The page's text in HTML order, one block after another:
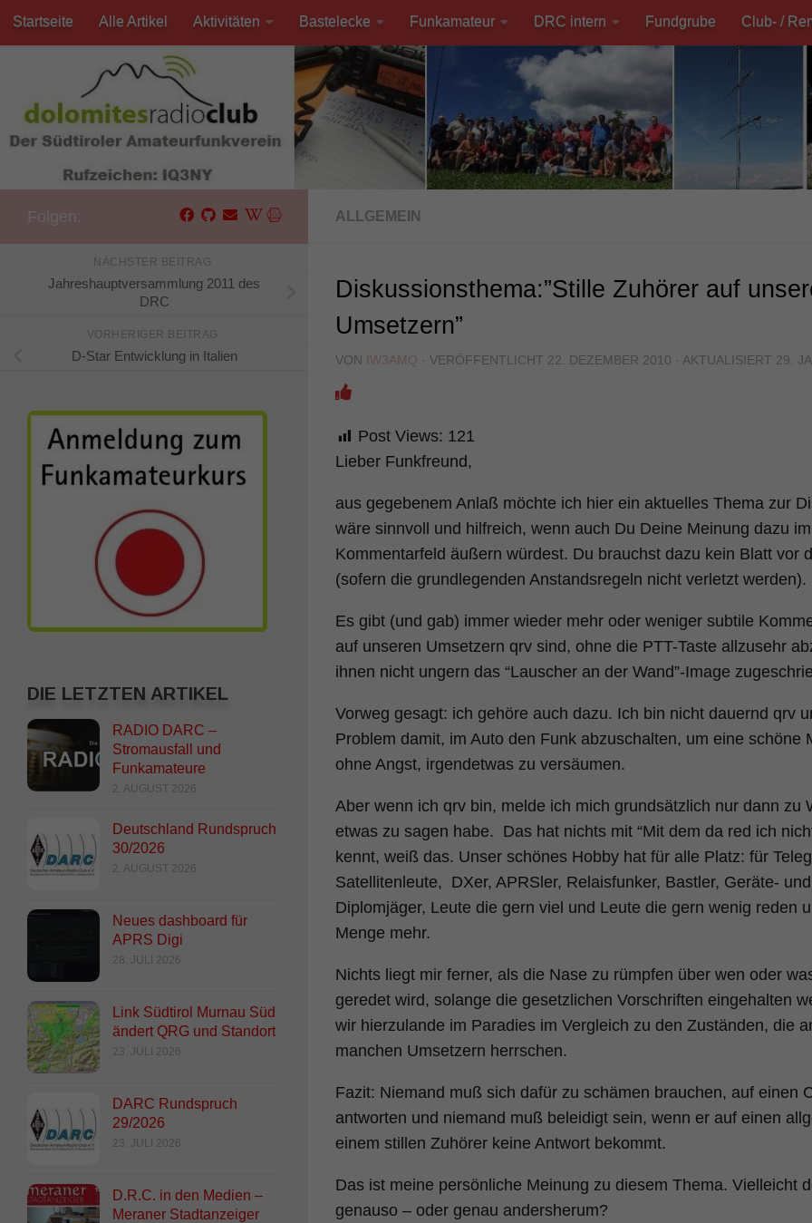
Unter dem Inhalt
Startseite Alle Artikel Aktivitäten Bastelecke Funkamateur DRC intern Fundgrube Club- /
ALLGEMEIN
Diskussionsthema:”Stille Zuhörer auf
Umsetzern”
VON IW3AMQ · VERÖFFENTLICHT 22. DEZEMBER 2010 · AKTUALISIERT 29.
Post Views: 121
Lieber Funkfreund,
aus gegebenem Anlaß möchte ich hier ein aktuelles Thema zur
wäre sinnvoll und hilfreich, wenn auch Du Deine Meinung dazu
Kommentarfeld äußern würdest. Du brauchst dazu kein Blatt vor
(sofern die grundlegenden Anstandsregeln nicht verletzt werden).
Es gibt (und gab) immer wieder mehr oder weniger subtile
auf unseren Umsetzern qrv sind, ohne die PTT-Taste allzusehr
ihnen nicht ungern das “Lauscher an der Wand”-Image
Vorweg gesagt: ich gehöre auch dazu. Ich bin nicht dauernd qrv
Problem damit, im Auto den Funk abzuschalten, um eine schöne
ohne Angst, irgendetwas zu versäumen.
Aber wenn ich qrv bin, melde ich mich grundsätzlich nur dann zu
etwas zu sagen habe. Das hat nichts mit “Mit dem da red ich
kennt, weiß das. Unser schönes Hobby hat für alle Platz: für
Satellitenleute, DXer, APRSler, Relaisfunker, Bastler, Geräte-
Diplomjäger, Leute die gern viel und Leute die gern wenig reden
Menge mehr.
Nichts liegt mir ferner, als die Nase zu rümpfen über wen oder
geredet wird, solange die gesetzlichen Vorschriften eingehalten
wir hierzulande im Paradies im Vergleich zu den Zuständen, die
manchen Umsetzern herrschen.
Fazit: Niemand muß sich dafür zu schämen brauchen, auf einen
antworten und niemand muß beleidigt sein, wenn er auf einen
einem stillen Zuhörer keine Antwort bekommt.
Das ist meine persönliche Meinung zu diesem Thema. Vielleicht
genauso – oder genau andersherum?
NÄCHSTER BEITRAG
Jahreshauptversammlung 2011 des
DRC
VORHERIGER BEITRAG
D-Star Entwicklung in Italien
DIE LETZTEN ARTIKEL
RADIO DARC –
Stromausfall und
Funkamateure
2. AUGUST 2026
Deutschland Rundspruch
30/2026
2. AUGUST 2026
Neues dashboard für
APRS Digi
28. JULI 2026
Link Südtirol Murnau Süd
ändert QRG und Standort
23. JULI 2026
DARC Rundspruch
29/2026
23. JULI 2026
D.R.C. in den Medien –
Meraner Stadtanzeiger